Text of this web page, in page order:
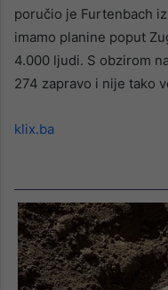
poručio je Furtenbach
imamo planine poput
4.000 ljudi. S obzirom
274 zapravo i nije tako
klix.ba